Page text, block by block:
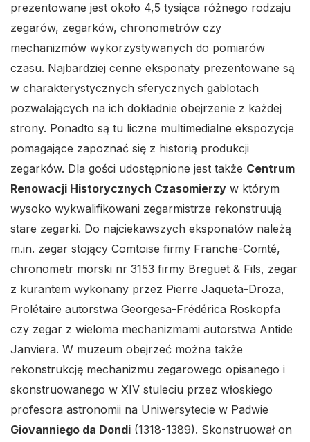
prezentowane jest około 4,5 tysiąca różnego rodzaju
zegarów, zegarków, chronometrów czy
mechanizmów wykorzystywanych do pomiarów
czasu. Najbardziej cenne eksponaty prezentowane są
w charakterystycznych sferycznych gablotach
pozwalających na ich dokładnie obejrzenie z każdej
strony. Ponadto są tu liczne multimedialne ekspozycje
pomagające zapoznać się z historią produkcji
zegarków. Dla gości udostępnione jest także Centrum
Renowacji Historycznych Czasomierzy w którym
wysoko wykwalifikowani zegarmistrze rekonstruują
stare zegarki. Do najciekawszych eksponatów należą
m.in. zegar stojący Comtoise firmy Franche-Comté,
chronometr morski nr 3153 firmy Breguet & Fils, zegar
z kurantem wykonany przez Pierre Jaqueta-Droza,
Prolétaire autorstwa Georgesa-Frédérica Roskopfa
czy zegar z wieloma mechanizmami autorstwa Antide
Janviera. W muzeum obejrzeć można także
rekonstrukcję mechanizmu zegarowego opisanego i
skonstruowanego w XIV stuleciu przez włoskiego
profesora astronomii na Uniwersytecie w Padwie
Giovanniego da Dondi (1318-1389). Skonstruował on